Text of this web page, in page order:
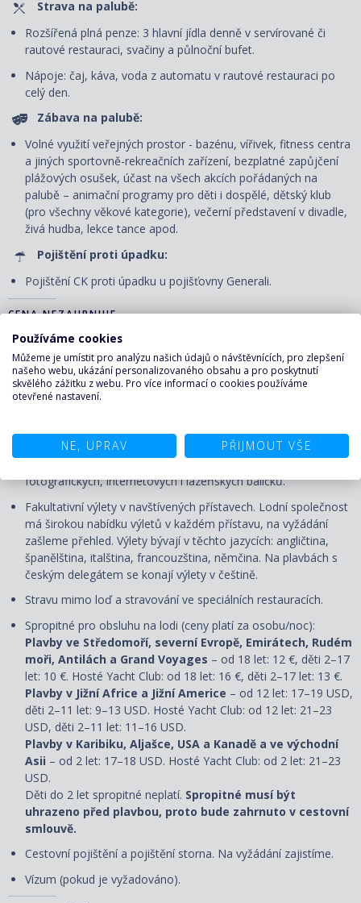
Strava na palubě:
Rozšířená plná penze: 3 hlavní jídla denně v servírované či
rautové restauraci, svačiny a půlnoční bufet.
Nápoje: čaj, káva, voda z automatu v rautové restauraci po
celý den.
Zábava na palubě:
Volné využití veřejných prostor - bazénu, vířivek, fitness centra
a jiných sportovně-rekreačních zařízení, bezplatné zapůjčení
plážových osušek, účast na všech akcích pořádaných na
palubě – animační programy pro děti i dospělé, dětský klub
(pro všechny věkové kategorie), večerní představení v divadle,
živá hudba, lekce tance apod.
Pojištění proti úpadku:
Pojištění CK proti úpadku u pojišťovny Generali.
CENA NEZAHRNUJE
Dopravu do/z přístavu vyplutí, případné transfery.
Služby českého průvodce či delegáta
Nápoje, které nejsou obsaženy v ceně.
Nadstandardní služby - prádelna, fotograf, internet, salón
fotografických, internetových i lázeňských balíčků.
Fakultativní výlety v navštívených přístavech. Lodní společnost
má širokou nabídku výletů v každém přístavu, na vyžádání
zašleme přehled. Výlety bývají v těchto jazycích: angličtina,
španělština, italština, francouzština, němčina. Na plavbách s
českým delegátem se konají výlety v češtině.
Stravu mimo loď a stravování ve speciálních restauracích.
Spropitné pro obsluhu na lodi (ceny platí za osobu/noc):
Plavby ve Středomoří, severní Evropě, Emirátech, Rudém
moři, Antilách a Grand Voyages – od 18 let: 12 €, děti 2–17
let: 10 €. Hosté Yacht Club: od 18 let: 16 €, děti 2–17 let: 13 €.
Plavby v Jižní Africe a Jižní Americe – od 12 let: 17–19 USD,
děti 2–11 let: 9–13 USD. Hosté Yacht Club: od 12 let: 21–23
USD, děti 2–11 let: 11–16 USD.
Plavby v Karibiku, Aljašce, USA a Kanadě a ve východní
Asii – od 2 let: 17–18 USD. Hosté Yacht Club: od 2 let: 21–23
USD.
Děti do 2 let spropitné neplatí. Spropitné musí být
uhrazeno před plavbou, proto bude zahrnuto v cestovní
smlouvě.
Cestovní pojištění a pojištění storna. Na vyžádání zajistíme.
Vízum (pokud je vyžadováno).
Používáme cookies
Můžeme je umístit pro analýzu našich údajů o návštěvnících, pro zlepšení
našeho webu, ukázání personalizovaného obsahu a pro poskytnutí
skvělého zážitku z webu. Pro více informací o cookies používáme
otevřené nastavení.
NE, UPRAV PŘIJMOUT VŠE